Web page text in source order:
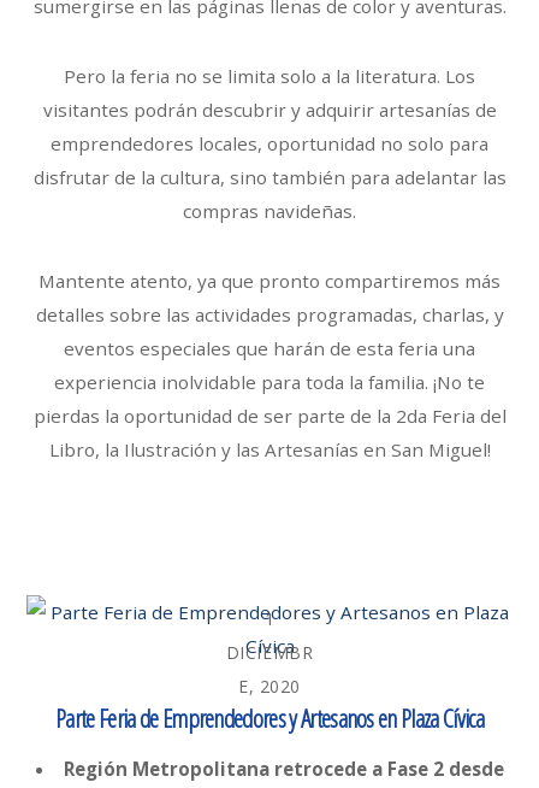
sumergirse en las páginas llenas de color y aventuras.
Pero la feria no se limita solo a la literatura. Los
visitantes podrán descubrir y adquirir artesanías de
emprendedores locales, oportunidad no solo para
disfrutar de la cultura, sino también para adelantar las
compras navideñas.
Mantente atento, ya que pronto compartiremos más
detalles sobre las actividades programadas, charlas, y
eventos especiales que harán de esta feria una
experiencia inolvidable para toda la familia. ¡No te
pierdas la oportunidad de ser parte de la 2da Feria del
Libro, la Ilustración y las Artesanías en San Miguel!
1
DICIEMBR
E, 2020
Parte Feria de Emprendedores y Artesanos en Plaza Cívica
Región Metropolitana retrocede a Fase 2 desde